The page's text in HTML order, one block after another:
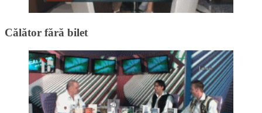
Călător fără bilet